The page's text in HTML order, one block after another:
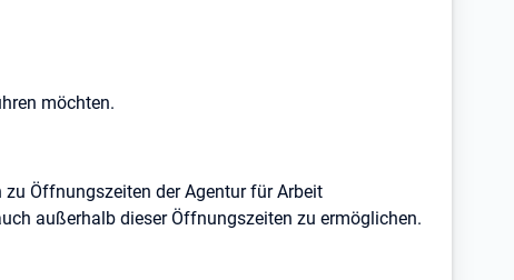
möchten.
Öffnungszeiten der Agentur für Arbeit
außerhalb dieser Öffnungszeiten zu ermöglichen.